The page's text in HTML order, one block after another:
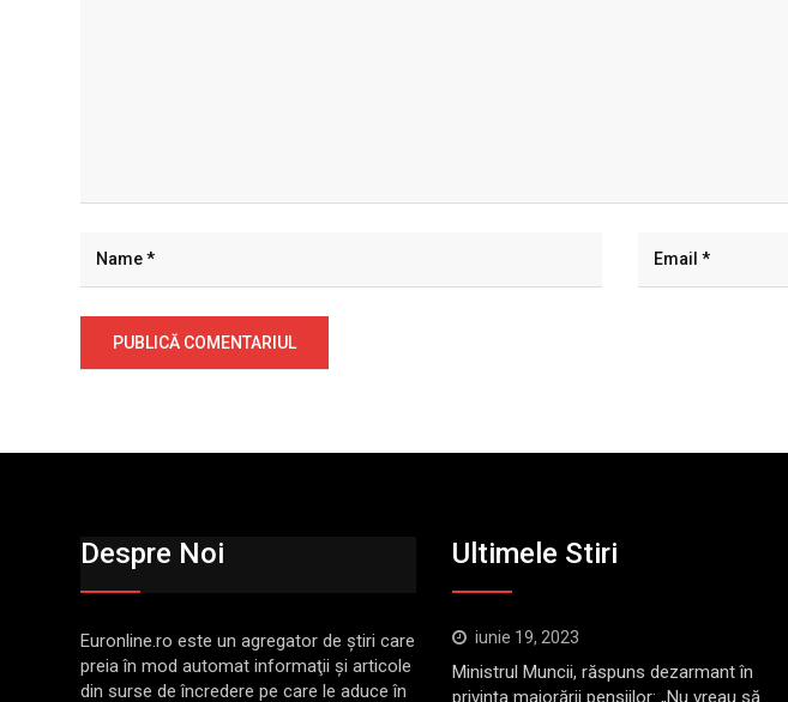
Despre Noi
Euronline.ro este un agregator de ştiri care
preia în mod automat informaţii şi articole
din surse de încredere pe care le aduce în
Ultimele Stiri
iunie 19, 2023
Ministrul Muncii, răspuns dezarmant în
privința majorării pensiilor: „Nu vreau să